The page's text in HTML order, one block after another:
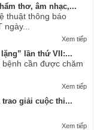
thơ, âm nhạc,...
thuật thông báo
Xem tiếp
lần thứ VII:...
cần được chăm
Xem tiếp
giải cuộc thi...
Xem tiếp